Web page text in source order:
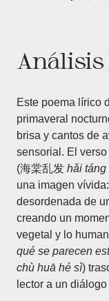
Este poema lírico
primaveral
brisa y cantos de
sensorial. El verso
(海棠乱发 hǎi táng
una imagen
desordenada de
creando un
vegetal y lo
qué se parecen
chù huā hé sì)
lector a un